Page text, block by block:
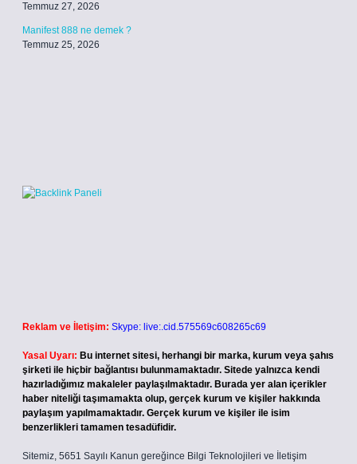
Temmuz 27, 2026
Manifest 888 ne demek ?
Temmuz 25, 2026
Reklam ve İletişim: Skype: live:.cid.575569c608265c69
Yasal Uyarı: Bu internet sitesi, herhangi bir marka, kurum veya şahıs
şirketi ile hiçbir bağlantısı bulunmamaktadır. Sitede yalnızca kendi
hazırladığımız makaleler paylaşılmaktadır. Burada yer alan içerikler
haber niteliği taşımamakta olup, gerçek kurum ve kişiler hakkında
paylaşım yapılmamaktadır. Gerçek kurum ve kişiler ile isim
benzerlikleri tamamen tesadüfidir.
Sitemiz, 5651 Sayılı Kanun gereğince Bilgi Teknolojileri ve İletişim